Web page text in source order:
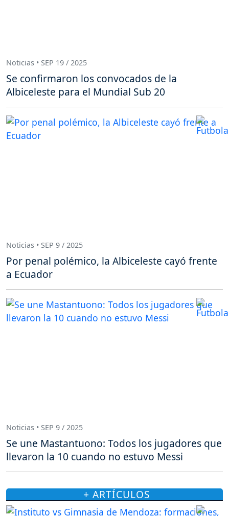
Noticias • SEP 19 / 2025
Se confirmaron los convocados de la
Albiceleste para el Mundial Sub 20
Noticias • SEP 9 / 2025
Por penal polémico, la Albiceleste cayó frente
a Ecuador
Noticias • SEP 9 / 2025
Se une Mastantuono: Todos los jugadores que
llevaron la 10 cuando no estuvo Messi
+ ARTÍCULOS